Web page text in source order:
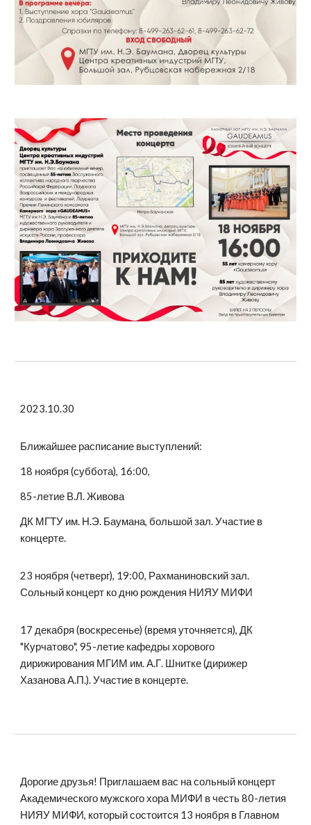
2023.10.30
Ближайшее расписание выступлений:
18 ноября (суббота), 16:00,
85-летие В.Л. Живова
ДК МГТУ им. Н.Э. Баумана, большой зал. Участие в
концерте.
23 ноября (четверг), 19:00, Рахманиновский зал.
Сольный концерт ко дню рождения НИЯУ МИФИ
17 декабря (воскресенье) (время уточняется), ДК
"Курчатово", 95-летие кафедры хорового
дирижирования МГИМ им. А.Г. Шнитке (дирижер
Хазанова А.П.). Участие в концерте.
Дорогие друзья! Приглашаем вас на сольный концерт
Академического мужского хора МИФИ в честь 80-летия
НИЯУ МИФИ, который состоится 13 ноября в Главном